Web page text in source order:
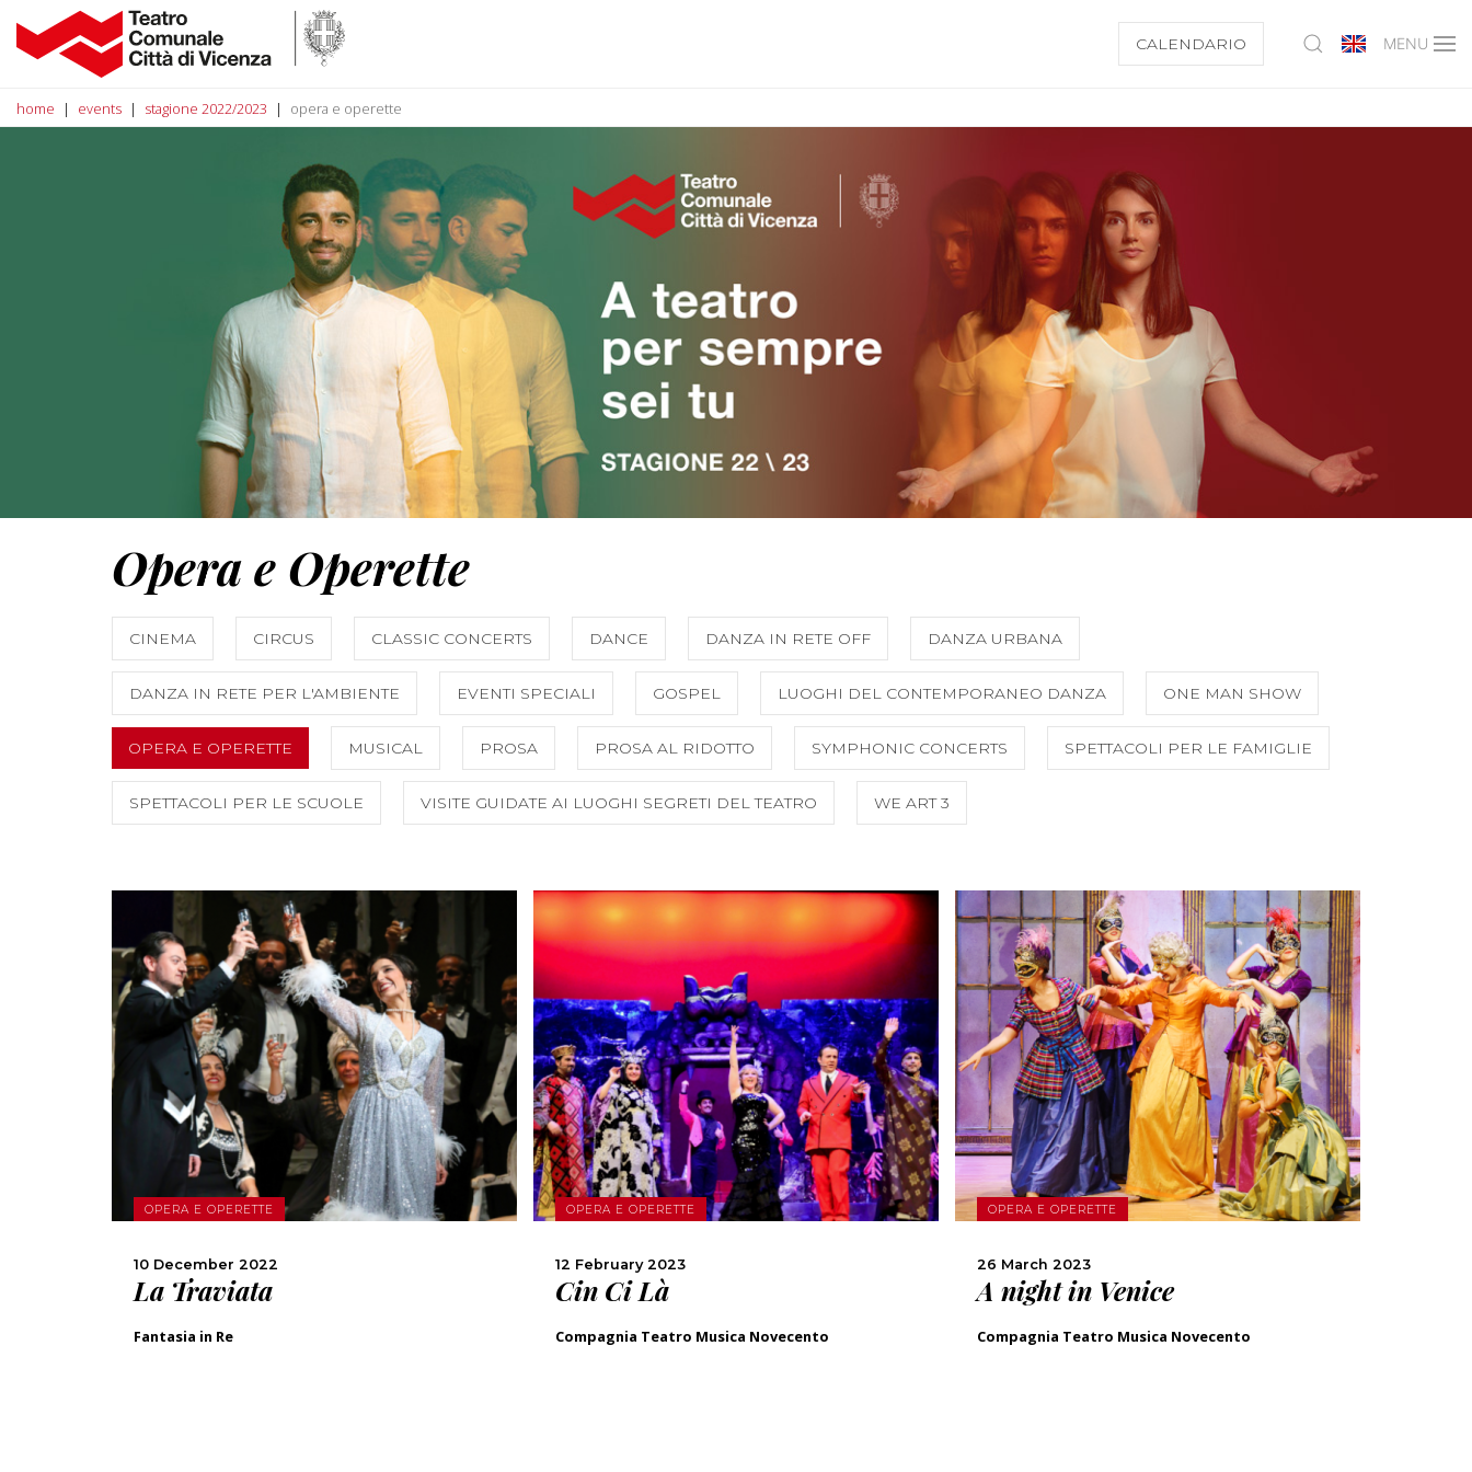
CALENDARIO MENU
home events stagione 2022/2023 opera e operette
Opera e Operette
CINEMA CIRCUS CLASSIC CONCERTS DANCE DANZA IN RETE OFF DANZA URBANA
DANZA IN RETE PER L'AMBIENTE EVENTI SPECIALI GOSPEL LUOGHI DEL CONTEMPORANEO DANZA ONE MAN SHOW
OPERA E OPERETTE MUSICAL PROSA PROSA AL RIDOTTO SYMPHONIC CONCERTS SPETTACOLI PER LE FAMIGLIE
SPETTACOLI PER LE SCUOLE VISITE GUIDATE AI LUOGHI SEGRETI DEL TEATRO WE ART 3
OPERA E OPERETTE
10 December 2022
La Traviata
Fantasia in Re
MORE
SHARE
OPERA E OPERETTE
12 February 2023
Cin Ci Là
Compagnia Teatro Musica Novecento
MORE
SHARE
OPERA E OPERETTE
26 March 2023
A night in Venice
Compagnia Teatro Musica Novecento
MORE
SHARE